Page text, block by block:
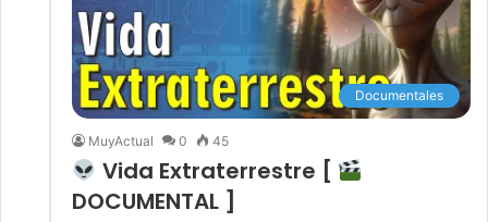
Documentales
MuyActual 0 45
Vida Extraterrestre [
DOCUMENTAL ]